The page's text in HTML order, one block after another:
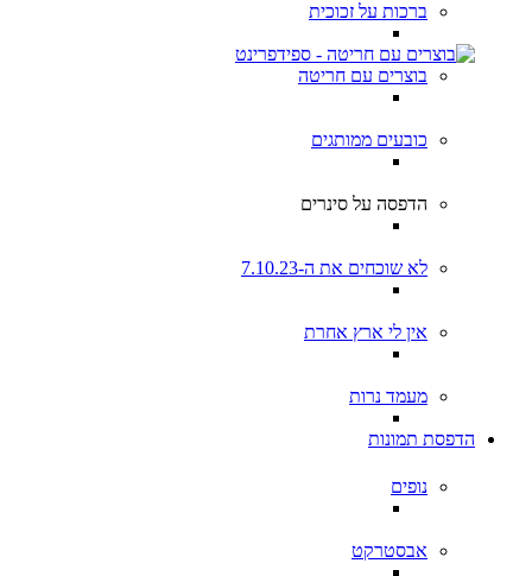
ברכות על זכוכית
בוצרים עם חריטה
כובעים ממותגים
הדפסה על סינרים
לא שוכחים את ה-7.10.23
אין לי ארץ אחרת
מעמד נרות
הדפסת תמונות
נופים
אבסטרקט